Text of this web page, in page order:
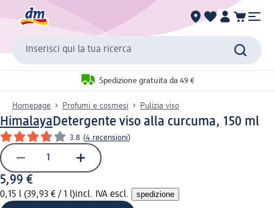
Inserisci qui la tua ricerca
Spedizione gratuita da 49 €
Homepage Profumi e cosmesi Pulizia viso
HimalayaDetergente viso alla curcuma, 150 ml
3.8 (4 recensioni)
5,99 €
0,15 l (39,93 € / 1 l)incl. IVA escl. spedizione